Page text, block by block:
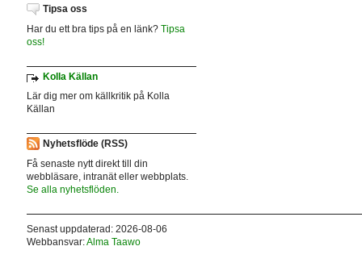
Tipsa oss
Har du ett bra tips på en länk? Tipsa
oss!
Kolla Källan
Lär dig mer om källkritik på Kolla
Källan
Nyhetsflöde (RSS)
Få senaste nytt direkt till din
webbläsare, intranät eller webbplats.
Se alla nyhetsflöden.
Senast uppdaterad: 2026-08-06
Webbansvar:Alma Taawo